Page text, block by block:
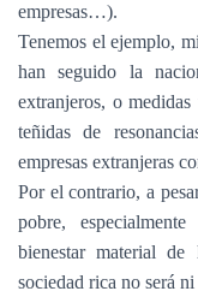
empresas…).
Tenemos el ejemplo,
han seguido la
extranjeros, o
teñidas de
empresas extranjeras
Por el contrario, a
pobre,
bienestar material
sociedad rica no será